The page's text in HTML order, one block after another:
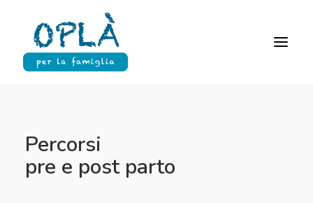
CHI SIAMO
PERCORSI
Percorsi
pre e post parto